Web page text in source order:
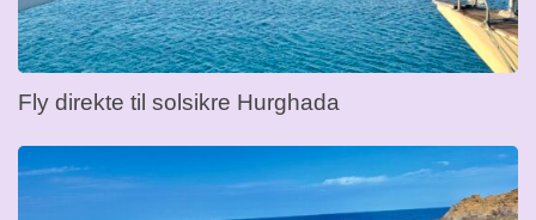
Fly direkte til solsikre Hurghada